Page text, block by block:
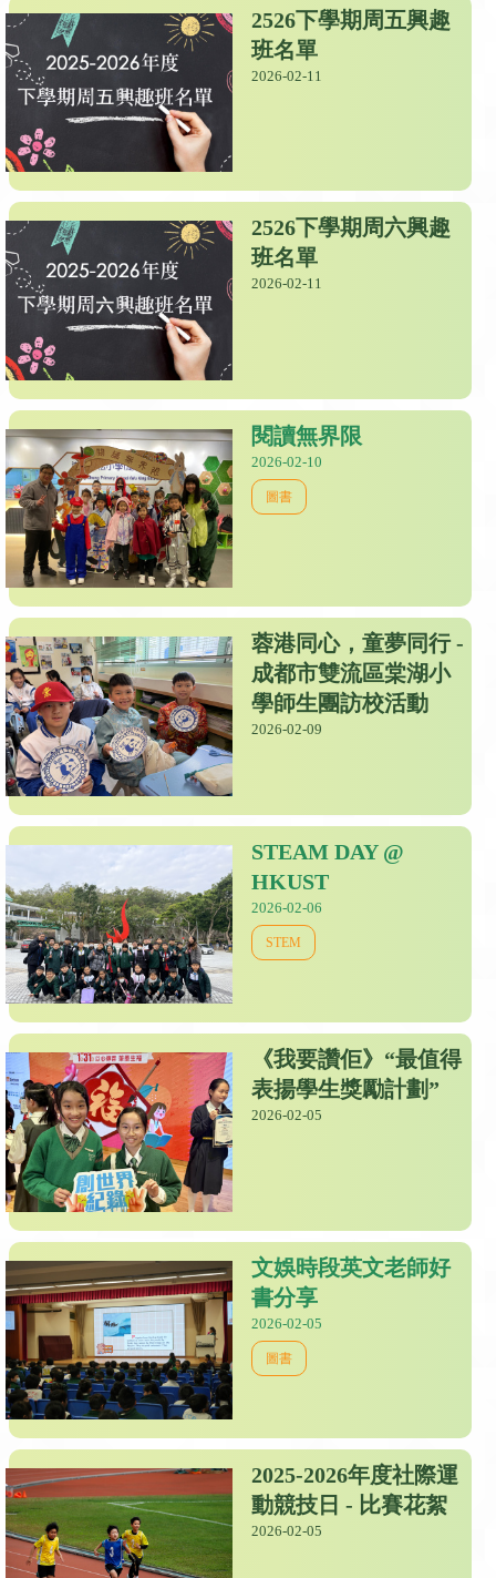
2526下學期周五興趣
班名單
2026-02-11
2526下學期周六興趣
班名單
2026-02-11
閱讀無界限
2026-02-10
圖書
蓉港同心，童夢同行 -
成都市雙流區棠湖小
學師生團訪校活動
2026-02-09
STEAM DAY @
HKUST
2026-02-06
STEM
《我要讚佢》“最值得
表揚學生獎勵計劃”
2026-02-05
文娛時段英文老師好
書分享
2026-02-05
圖書
2025-2026年度社際運
動競技日 - 比賽花絮
2026-02-05